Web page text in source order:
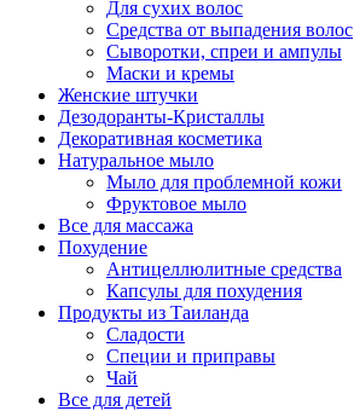
Для сухих волос
Средства от выпадения волос
Сыворотки, спреи и ампулы
Маски и кремы
Женские штучки
Дезодоранты-Кристаллы
Декоративная косметика
Натуральное мыло
Мыло для проблемной кожи
Фруктовое мыло
Все для массажа
Похудение
Антицеллюлитные средства
Капсулы для похудения
Продукты из Таиланда
Сладости
Специи и приправы
Чай
Все для детей